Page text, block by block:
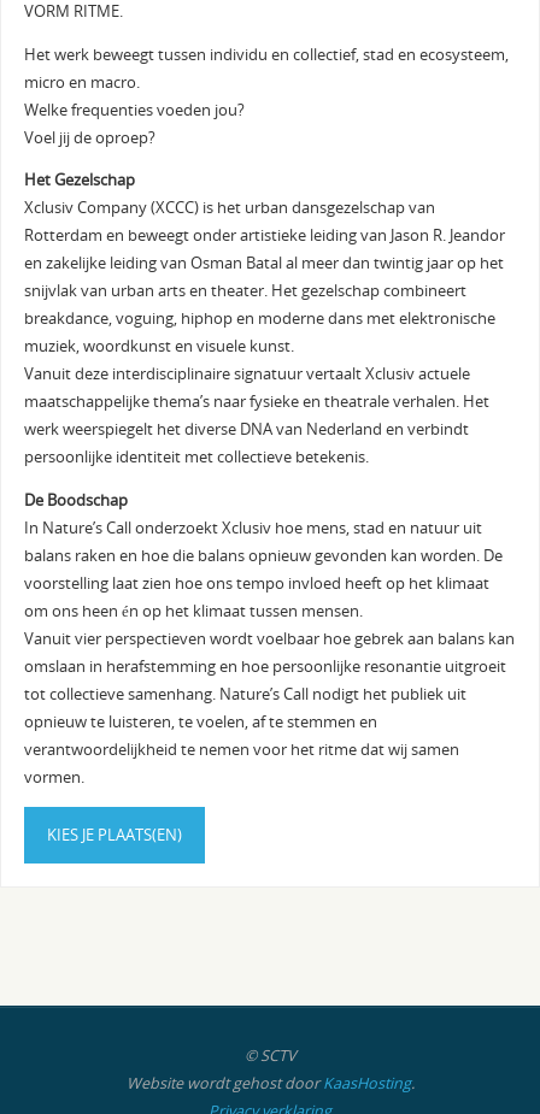
VORM RITME.
Het werk beweegt tussen individu en collectief, stad en ecosysteem,
micro en macro.
Welke frequenties voeden jou?
Voel jij de oproep?
Het Gezelschap
Xclusiv Company (XCCC) is het urban dansgezelschap van
Rotterdam en beweegt onder artistieke leiding van Jason R. Jeandor
en zakelijke leiding van Osman Batal al meer dan twintig jaar op het
snijvlak van urban arts en theater. Het gezelschap combineert
breakdance, voguing, hiphop en moderne dans met elektronische
muziek, woordkunst en visuele kunst.
Vanuit deze interdisciplinaire signatuur vertaalt Xclusiv actuele
maatschappelijke thema’s naar fysieke en theatrale verhalen. Het
werk weerspiegelt het diverse DNA van Nederland en verbindt
persoonlijke identiteit met collectieve betekenis.
De Boodschap
In Nature’s Call onderzoekt Xclusiv hoe mens, stad en natuur uit
balans raken en hoe die balans opnieuw gevonden kan worden. De
voorstelling laat zien hoe ons tempo invloed heeft op het klimaat
om ons heen én op het klimaat tussen mensen.
Vanuit vier perspectieven wordt voelbaar hoe gebrek aan balans kan
omslaan in herafstemming en hoe persoonlijke resonantie uitgroeit
tot collectieve samenhang. Nature’s Call nodigt het publiek uit
opnieuw te luisteren, te voelen, af te stemmen en
verantwoordelijkheid te nemen voor het ritme dat wij samen
vormen.
KIES JE PLAATS(EN)
© SCTV
Website wordt gehost doorKaasHosting.